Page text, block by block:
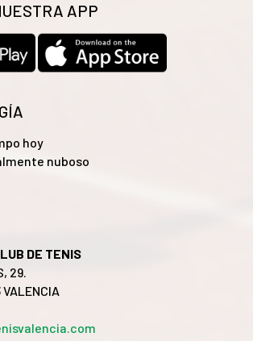
APP
hoy
nuboso
DE TENIS
29.